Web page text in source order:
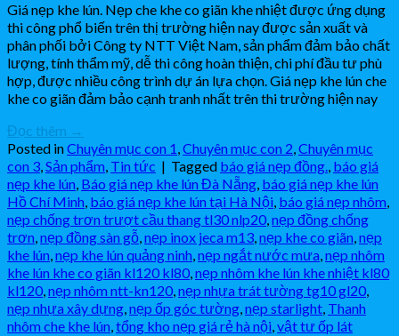
Giá nẹp khe lún. Nẹp che khe co giãn khe nhiệt được ứng dụng
thi công phổ biến trên thị trường hiện nay được sản xuất và
phân phối bởi Công ty NTT Việt Nam, sản phẩm đảm bảo chất
lượng, tính thẩm mỹ, dễ thi công hoàn thiện, chi phí đầu tư phù
hợp, được nhiều công trình dự án lựa chọn. Giá nẹp khe lún che
khe co giãn đảm bảo cạnh tranh nhất trên thi trường hiện nay
Đọc thêm →
Posted inChuyên mục con 1,Chuyên mục con 2,Chuyên mục
con 3,Sản phẩm, Tin tức | Tagged báo giá nẹp đồng., báo giá
nẹp khe lún, Báo giá nẹp khe lún Đà Nẵng, báo giá nẹp khe lún
Hồ Chí Minh, báo giá nẹp khe lún tại Hà Nội, báo giá nẹp nhôm,
nẹp chống trơn trượt cầu thang tl30 nlp20,nẹp đồng chống
trơn,nẹp đồng sàn gỗ,nẹp inox jeca m13,nẹp khe co giãn,nẹp
khe lún,nẹp khe lún quảng ninh,nẹp ngắt nước mưa,nẹp nhôm
khe lún khe co giãn kl120 kl80,nẹp nhôm khe lún khe nhiệt kl80
kl120,nẹp nhôm ntt-kn120,nẹp nhựa trát tường tg10 gl20,
nẹp nhựa xây dựng,nẹp ốp góc tường,nẹp starlight, Thanh
nhôm che khe lún,tổng kho nẹp giá rẻ hà nội,vật tư ốp lát